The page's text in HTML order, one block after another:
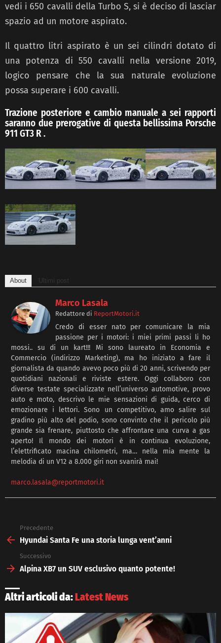
vedi i 650 cavalli della Turbo S, si è deciso di lasciar
spazio ad un motore aspirato.
Il quattro litri aspirato è un sei cilindri dotato di
una potenza di 550 cavalli nella versione 2019,
logico pensare che la sua naturale evoluzione
possa superare i 600 cavalli.
Trazione posteriore e cambio manuale a sei rapporti
saranno due prerogative di questa bellissima Porsche
911 GT3 R .
About Ultimi post
Marco Lasala
Redattore di ReportMotori.it
Credo di esser nato per comunicare la mia
passione per i motori: i miei primi passi li ho
mossi.. su di un kart!!! Mi sono laureato in Economia e
Commercio (indirizzo Marketing), ma ho iniziato a fare il
giornalista da quando avevo poco più di 20 anni, scrivendo per
quotidiani nazionali e riviste estere. Oggi collaboro con
diverse testate specializzate nell’universo automotive, provo
auto e moto, descrivo le mie sensazioni di guida, cerco di
emozionare i lettori. Sono un competitivo, amo salire sul
gradino più alto del podio, sono convinto che il pericolo più
grande sia frenare, piuttosto che affrontare una curva a gas
aperto! Il mondo dei motori è in continua evoluzione,
l’elettrificato macina chilometri, ma… nella mia mente la
melodia di un V12 a 8.000 giri non svanirà mai!
marco.lasala@reportmotori.it
more
Precedente
Hyundai Santa Fe una storia lunga vent’anni
Successivo
Alpina XB7 un SUV esclusivo quanto potente!
Altri articoli da:Latest News